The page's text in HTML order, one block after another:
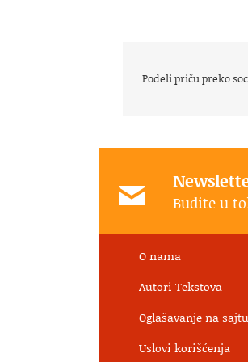
Podeli priču preko
Budite u
O nama
Autori Tekstova
Oglašavanje na sajtu
Uslovi korišćenja